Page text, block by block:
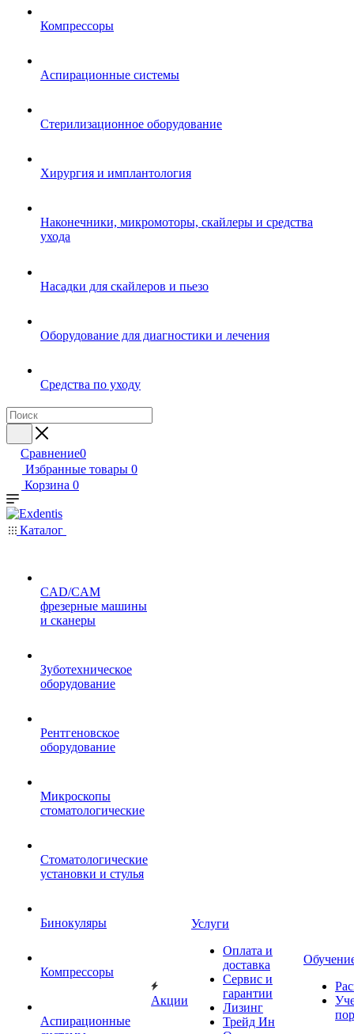
Компрессоры
Аспирационные системы
Стерилизационное оборудование
Хирургия и имплантология
Наконечники, микромоторы, скайлеры и средства
ухода
Насадки для скайлеров и пьезо
Оборудование для диагностики и лечения
Средства по уходу
Сравнение0
Избранные товары 0
Корзина 0
Каталог
CAD/CAM
фрезерные машины
и сканеры
Зуботехническое
оборудование
Рентгеновское
оборудование
Микроскопы
стоматологические
Стоматологические
установки и стулья
Бинокуляры
Компрессоры
Аспирационные
Акции
Услуги
Оплата и
доставка
Сервис и
гарантии
Лизинг
Трейд Ин